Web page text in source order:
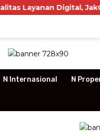
JakOne Mobile Raih
N Internasional N